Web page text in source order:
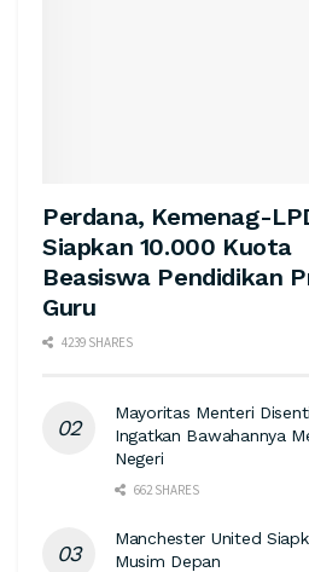
Perdana, Kemenag-
Siapkan 10.000 Kuota
Beasiswa Pendidikan
Guru
4239 SHARES
Mayoritas Menteri
Ingatkan Bawahannya
Negeri
662 SHARES
Manchester United
Musim Depan